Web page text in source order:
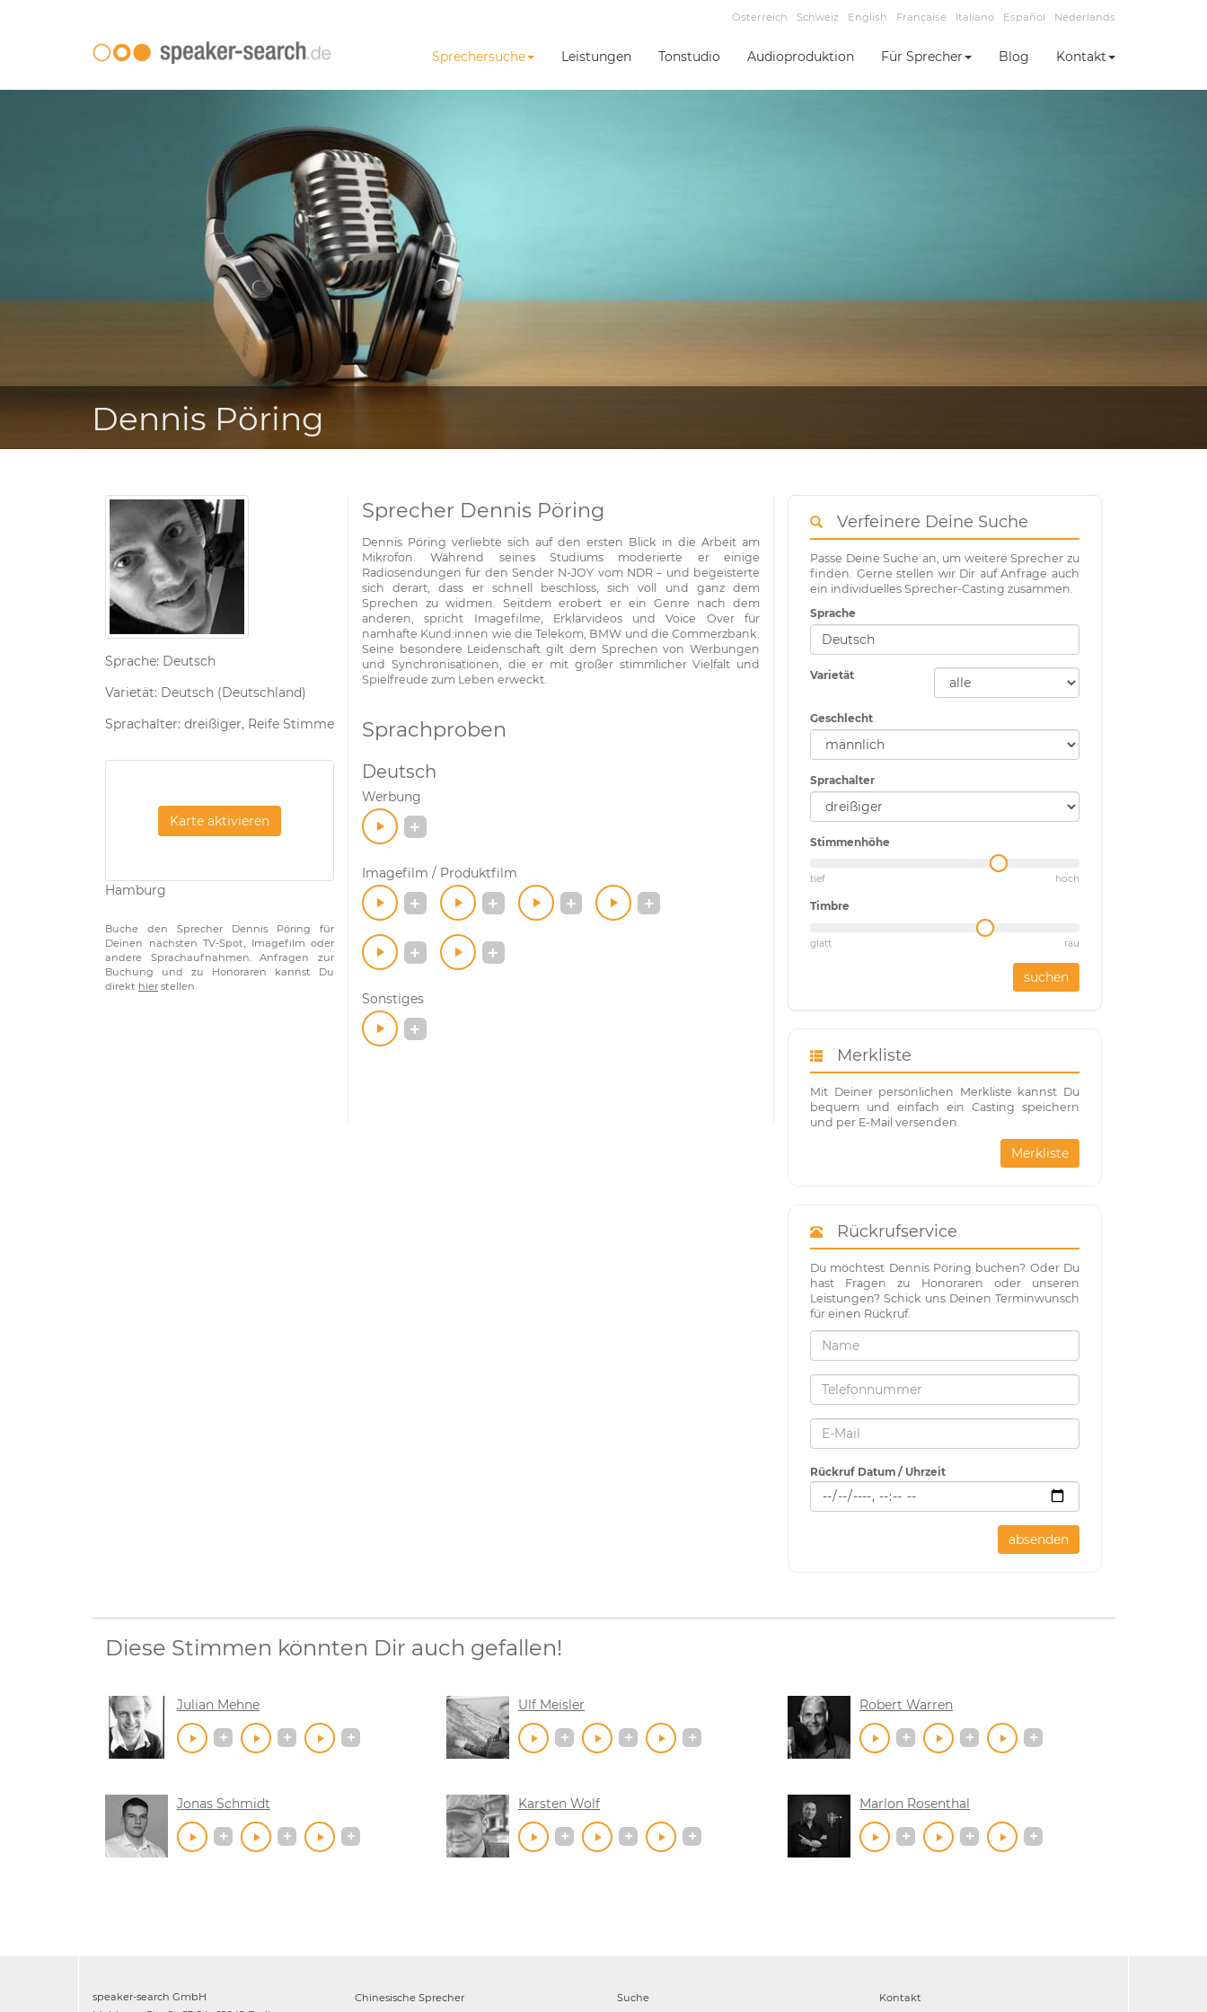
Österreich Schweiz English Française Italiano Español Nederlands
Sprechersuche Leistungen Tonstudio Audioproduktion Für Sprecher Blog Kontakt
Dennis Pöring
Sprache: Deutsch
Varietät: Deutsch (Deutschland)
Sprachalter: dreißiger, Reife Stimme
Karte aktivieren
Hamburg
Buche den Sprecher Dennis Pöring für
Deinen nächsten TV-Spot, Imagefilm oder
andere Sprachaufnahmen. Anfragen zur
Buchung und zu Honoraren kannst Du
direkt hier stellen.
Sprecher Dennis Pöring
Dennis Pöring verliebte sich auf den ersten Blick in die Arbeit am
Mikrofon. Während seines Studiums moderierte er einige
Radiosendungen für den Sender N-JOY vom NDR – und begeisterte
sich derart, dass er schnell beschloss, sich voll und ganz dem
Sprechen zu widmen. Seitdem erobert er ein Genre nach dem
anderen, spricht Imagefilme, Erklärvideos und Voice Over für
namhafte Kund:innen wie die Telekom, BMW und die Commerzbank.
Seine besondere Leidenschaft gilt dem Sprechen von Werbungen
und Synchronisationen, die er mit großer stimmlicher Vielfalt und
Spielfreude zum Leben erweckt.
Sprachproben
Deutsch
Werbung
Imagefilm / Produktfilm
Sonstiges
Verfeinere Deine Suche
Passe Deine Suche an, um weitere Sprecher zu
finden. Gerne stellen wir Dir auf Anfrage auch
ein individuelles Sprecher-Casting zusammen.
Sprache
Varietät
Geschlecht
Sprachalter
Stimmenhöhe
tief hoch
Timbre
glatt rau
suchen
Merkliste
Mit Deiner persönlichen Merkliste kannst Du
bequem und einfach ein Casting speichern
und per E-Mail versenden.
Merkliste
Rückrufservice
Du möchtest Dennis Pöring buchen? Oder Du
hast Fragen zu Honoraren oder unseren
Leistungen? Schick uns Deinen Terminwunsch
für einen Rückruf.
Rückruf Datum / Uhrzeit
absenden
Diese Stimmen könnten Dir auch gefallen!
Julian Mehne Ulf Meisler Robert Warren
Jonas Schmidt Karsten Wolf Marlon Rosenthal
speaker-search GmbH
Chinesische Sprecher
Suche
Kontakt